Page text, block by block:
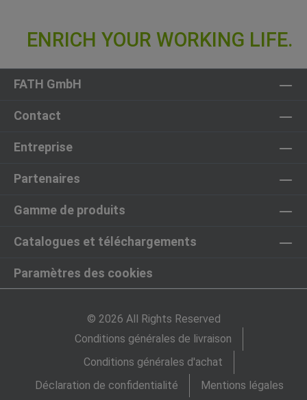
FATH GmbH
Contact
Entreprise
Partenaires
Gamme de produits
Catalogues et téléchargements
Paramètres des cookies
© 2026 All Rights Reserved
Conditions générales de livraison
Conditions générales d'achat
Déclaration de confidentialité
Mentions légales